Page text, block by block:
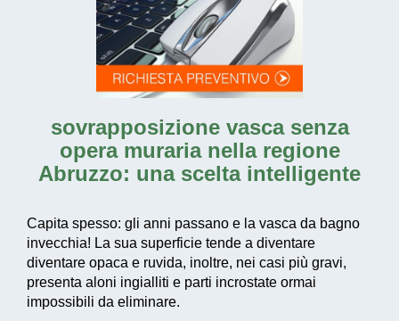
sovrapposizione vasca senza
opera muraria nella regione
Abruzzo: una scelta intelligente
Capita spesso: gli anni passano e la vasca da bagno
invecchia! La sua superficie tende a diventare
diventare opaca e ruvida, inoltre, nei casi più gravi,
presenta aloni ingialliti e parti incrostate ormai
impossibili da eliminare.